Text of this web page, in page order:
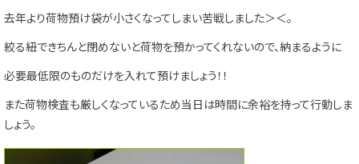
去年より荷物預け袋が小さくなってしまい苦戦しました＞＜。
絞る紐できちんと閉めないと荷物を預かってくれないので、納まるように
必要最低限のものだけを入れて預けましょう！！
また荷物検査も厳しくなっているため当日は時間に余裕を持って行動しま
しょう。